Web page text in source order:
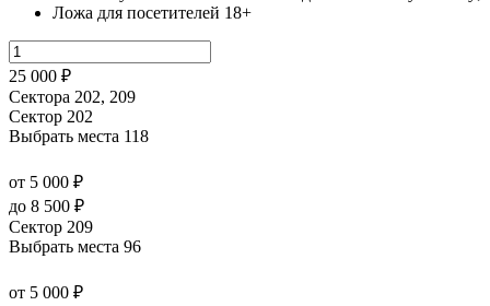
Ложа для посетителей 18+
25 000 ₽
Сектора 202, 209
Сектор 202
Выбрать места 118
от 5 000 ₽
до 8 500 ₽
Сектор 209
Выбрать места 96
от 5 000 ₽